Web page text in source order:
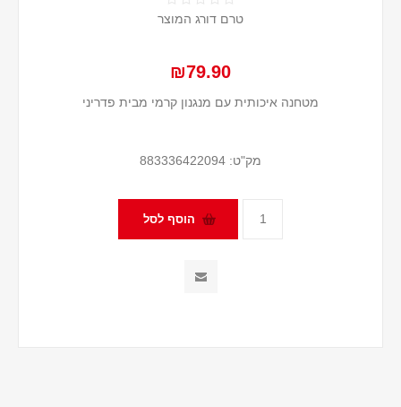
טרם דורג המוצר
₪79.90
מטחנה איכותית עם מנגנון קרמי מבית פדריני
מק"ט: 883336422094